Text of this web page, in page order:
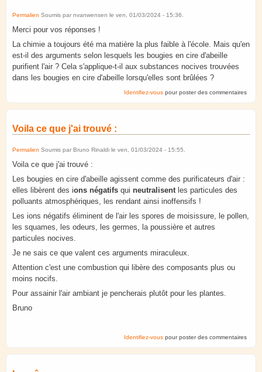
Permalien Soumis par nvanwensen le ven, 01/03/2024 - 15:36
Merci pour vos réponses !
La chimie a toujours été ma matière la plus faible à l'école. Mais qu'en
est-il des arguments selon lesquels les bougies en cire d'abeille
purifient l'air ? Cela s'applique-t-il aux substances nocives trouvées
dans les bougies en cire d'abeille lorsqu'elles sont brûlées ?
Identifiez-vous pour poster des commentaires
Voila ce que j'ai trouvé :
Permalien Soumis par Bruno Rinaldi le ven, 01/03/2024 - 15:55
Voila ce que j'ai trouvé :
Les bougies en cire d'abeille agissent comme des purificateurs d'air :
elles libèrent des ions négatifs qui neutralisentles particules des
polluants atmosphériques, les rendant ainsi inoffensifs !
Les ions négatifs éliminent de l'air les spores de moisissure, le pollen,
les squames, les odeurs, les germes, la poussière et autres
particules nocives.
Je ne sais ce que valent ces arguments miraculeux.
Attention c'est une combustion qui libère des composants plus ou
moins nocifs.
Pour assainir l'air ambiant je pencherais plutôt pour les plantes.
Bruno
Identifiez-vous pour poster des commentaires